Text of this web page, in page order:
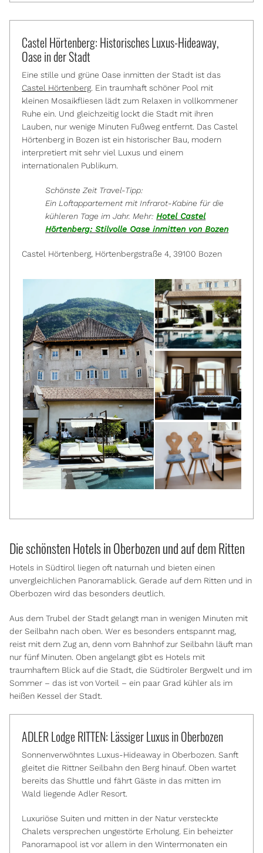
Castel Hörtenberg: Historisches Luxus-Hideaway,
Oase in der Stadt
Eine stille und grüne Oase inmitten der Stadt ist das
Castel Hörtenberg . Ein traumhaft schöner Pool mit
kleinen Mosaikfliesen lädt zum Relaxen in vollkommener
Ruhe ein. Und gleichzeitig lockt die Stadt mit ihren
Lauben, nur wenige Minuten Fußweg entfernt. Das Castel
Hörtenberg in Bozen ist ein historischer Bau, modern
interpretiert mit sehr viel Luxus und einem
internationalen Publikum.
Schönste Zeit Travel-Tipp:
Ein Loftappartement mit Infrarot-Kabine für die
kühleren Tage im Jahr. Mehr: Hotel Castel
Hörtenberg: Stilvolle Oase inmitten von Bozen
Castel Hörtenberg, Hörtenbergstraße 4, 39100 Bozen
Die schönsten Hotels in Oberbozen und auf dem Ritten
Hotels in Südtirol liegen oft naturnah und bieten einen
unvergleichlichen Panoramablick. Gerade auf dem Ritten und in
Oberbozen wird das besonders deutlich.
Aus dem Trubel der Stadt gelangt man in wenigen Minuten mit
der Seilbahn nach oben. Wer es besonders entspannt mag,
reist mit dem Zug an, denn vom Bahnhof zur Seilbahn läuft man
nur fünf Minuten. Oben angelangt gibt es Hotels mit
traumhaftem Blick auf die Stadt, die Südtiroler Bergwelt und im
Sommer – das ist von Vorteil – ein paar Grad kühler als im
heißen Kessel der Stadt.
ADLER Lodge RITTEN: Lässiger Luxus in Oberbozen
Sonnenverwöhntes Luxus-Hideaway in Oberbozen. Sanft
gleitet die Rittner Seilbahn den Berg hinauf. Oben wartet
bereits das Shuttle und fährt Gäste in das mitten im
Wald liegende Adler Resort.
Luxuriöse Suiten und mitten in der Natur versteckte
Chalets versprechen ungestörte Erholung. Ein beheizter
Panoramapool ist vor allem in den Wintermonaten ein